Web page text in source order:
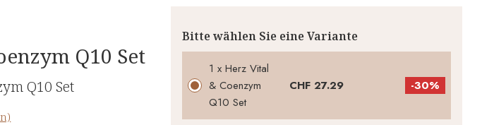
Q10 Set
Q10 Set
Bitte wählen Sie eine Variante
1 x Herz Vital
& Coenzym
Q10 Set
CHF 27.29 -30%